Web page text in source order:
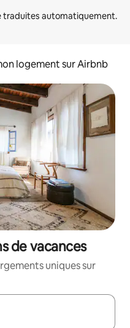
logement sur Airbnb
de vacances
uniques sur
utilisez les flèches vers le